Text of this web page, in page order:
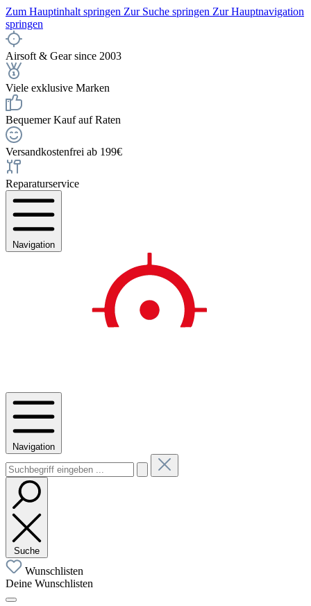
Zum Hauptinhalt springen Zur Suche springen Zur Hauptnavigation
springen
Airsoft & Gear since 2003
Viele exklusive Marken
Bequemer Kauf auf Raten
Versandkostenfrei ab 199€
Reparaturservice
Navigation
Navigation
Suche
Wunschlisten
Deine Wunschlisten